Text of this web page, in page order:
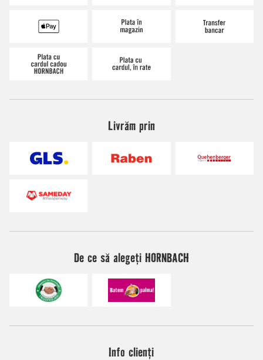
Livrăm prin
De ce să alegeți HORNBACH
Info clienți